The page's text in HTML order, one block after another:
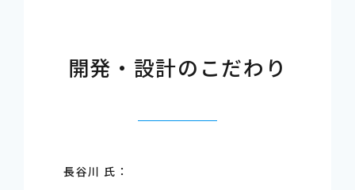
開発・設計のこだわり
長谷川 氏：